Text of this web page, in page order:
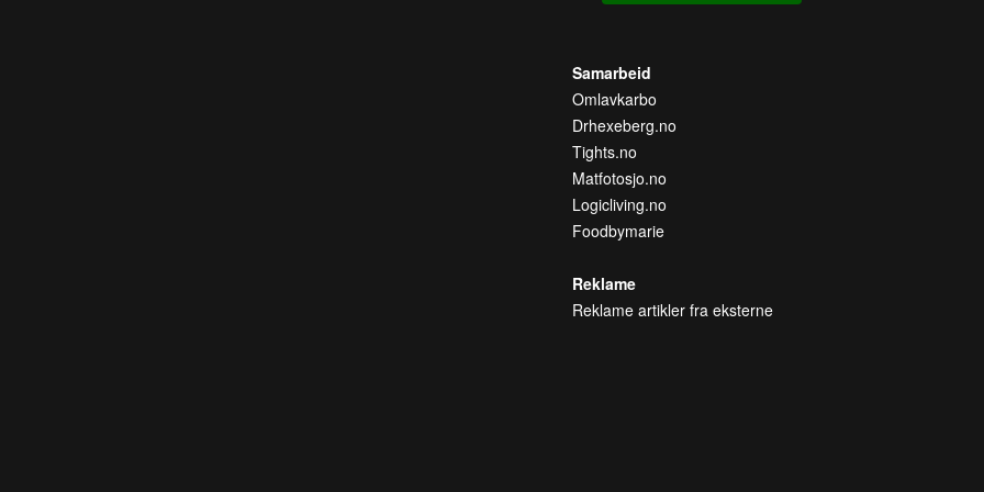
Samarbeid
Omlavkarbo
Drhexeberg.no
Tights.no
Matfotosjo.no
Logicliving.no
Foodbymarie
Reklame
Reklame artikler fra eksterne